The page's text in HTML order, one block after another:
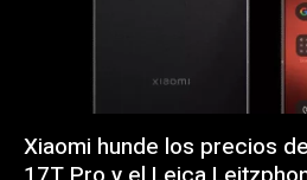
Xiaomi hunde los precios